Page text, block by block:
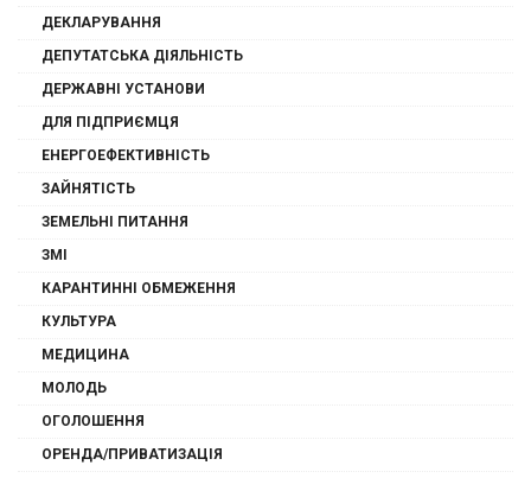
ДЕКЛАРУВАННЯ
ДЕПУТАТСЬКА ДІЯЛЬНІСТЬ
ДЕРЖАВНІ УСТАНОВИ
ДЛЯ ПІДПРИЄМЦЯ
ЕНЕРГОЕФЕКТИВНІСТЬ
ЗАЙНЯТІСТЬ
ЗЕМЕЛЬНІ ПИТАННЯ
ЗМІ
КАРАНТИННІ ОБМЕЖЕННЯ
КУЛЬТУРА
МЕДИЦИНА
МОЛОДЬ
ОГОЛОШЕННЯ
ОРЕНДА/ПРИВАТИЗАЦІЯ